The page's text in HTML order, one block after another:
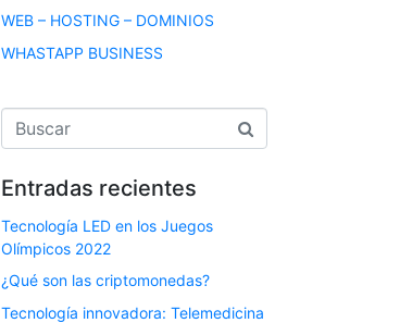
WEB – HOSTING – DOMINIOS
WHASTAPP BUSINESS
Entradas recientes
Tecnología LED en los Juegos
Olímpicos 2022
¿Qué son las criptomonedas?
Tecnología innovadora: Telemedicina